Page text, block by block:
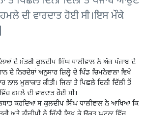
ਦੀ ਵਾਰਦਾਤ ਹੋਈ ਸੀ।ਇਸ ਮੌਕੇ
ਦੇ ਮੰਤਰੀ ਕੁਲਦੀਪ ਸਿੰਘ ਧਾਲੀਵਾਲ ਨੇ ਅੱਜ ਪੰਜਾਬ ਦੇ
ਦੇ ਨਿਰਦੇਸ਼ਾਂ ਅਨੁਸਾਰ ਜ਼ਿਲ੍ਹੇ ਦੇ ਪਿੰਡ ਚਿਮਨੇਵਾਲਾ ਵਿਖੇ
ਮੁਲਾਕਾਤ ਕੀਤੀ। ਜਿਨਾਂ ਤੇ ਪਿਛਲੇ ਦਿਨੀ ਦਿੱਲੀ ਤੋਂ
ਹਮਲੇ ਦੀ ਵਾਰਦਾਤ ਹੋਈ ਸੀ।
ਕਰਦਿਆਂ ਸ ਕੁਲਦੀਪ ਸਿੰਘ ਧਾਲੀਵਾਲ ਨੇ ਆਖਿਆ ਕਿ